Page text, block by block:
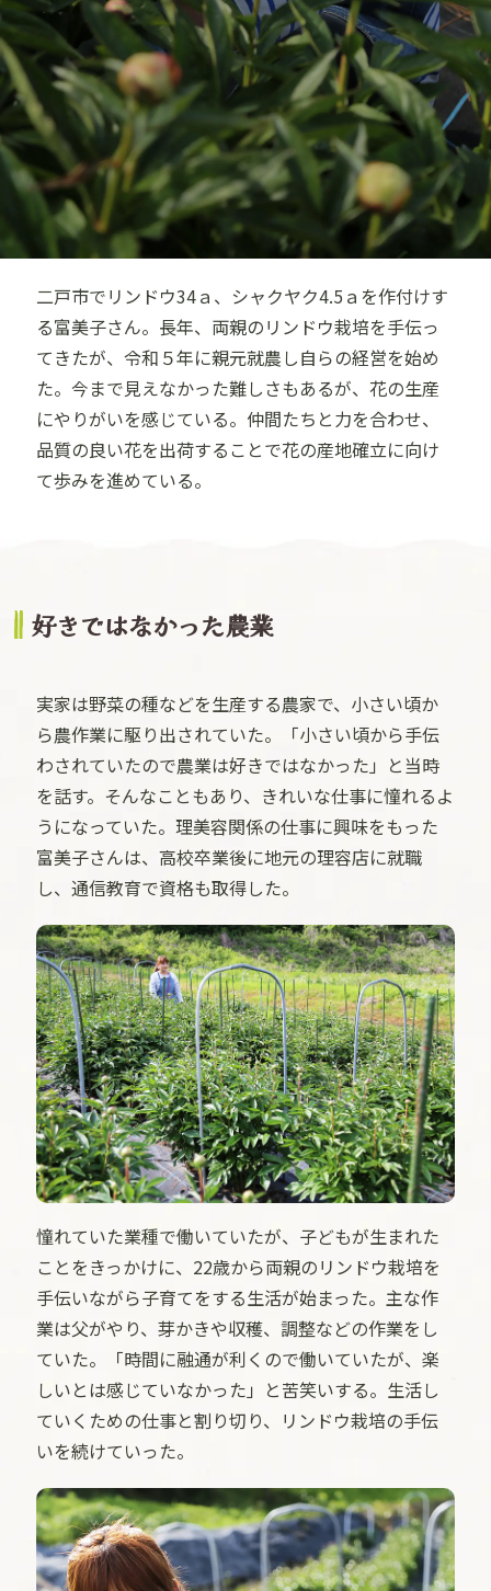
二戸市でリンドウ34ａ、シャクヤク4.5ａを作付けす
る富美子さん。長年、両親のリンドウ栽培を手伝っ
てきたが、令和５年に親元就農し自らの経営を始め
た。今まで見えなかった難しさもあるが、花の生産
にやりがいを感じている。仲間たちと力を合わせ、
品質の良い花を出荷することで花の産地確立に向け
て歩みを進めている。
好きではなかった農業
実家は野菜の種などを生産する農家で、小さい頃か
ら農作業に駆り出されていた。「小さい頃から手伝
わされていたので農業は好きではなかった」と当時
を話す。そんなこともあり、きれいな仕事に憧れるよ
うになっていた。理美容関係の仕事に興味をもった
富美子さんは、高校卒業後に地元の理容店に就職
し、通信教育で資格も取得した。
憧れていた業種で働いていたが、子どもが生まれた
ことをきっかけに、22歳から両親のリンドウ栽培を
手伝いながら子育てをする生活が始まった。主な作
業は父がやり、芽かきや収穫、調整などの作業をし
ていた。「時間に融通が利くので働いていたが、楽
しいとは感じていなかった」と苦笑いする。生活し
ていくための仕事と割り切り、リンドウ栽培の手伝
いを続けていった。